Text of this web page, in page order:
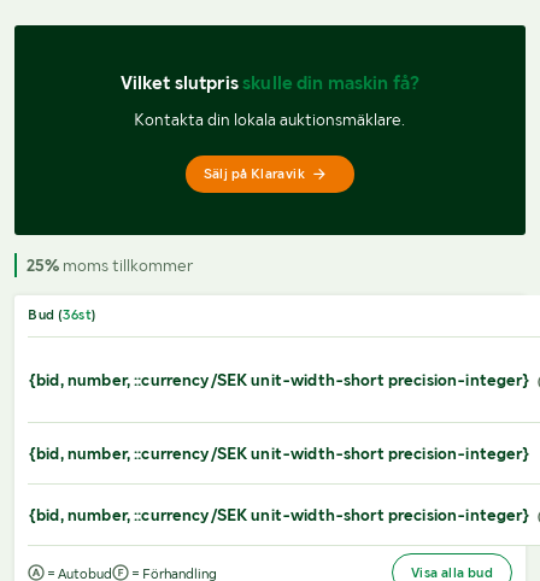
Vilket slutpris skulle din maskin få?
Kontakta din lokala auktionsmäklare.
Sälj på Klaravik
25% moms tillkommer
Bud (36st)
{bid, number, ::currency/SEK unit-width-short precision-integer}
{bid, number, ::currency/SEK unit-width-short precision-integer}
{bid, number, ::currency/SEK unit-width-short precision-integer}
= Autobud = Förhandling Visa alla bud